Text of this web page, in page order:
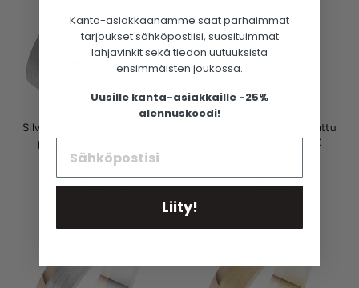
Silván kihlasormus, harjattu
pinta 3mm flakka, 14K
valkokultaa
SILVÁN
Silván kihlasormus, harjattu
pinta 3mm flakka, 14K
SILVÁN
Kanta-asiakkaanamme saat parhaimmat
tarjoukset sähköpostiisi, suosituimmat
lahjavinkit sekä tiedon uutuuksista
ensimmäisten joukossa.
Uusille kanta-asiakkaille -25%
alennuskoodi!
Liity!